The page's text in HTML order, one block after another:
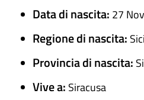
Data di nascita: 27
Regione di nascita:
Provincia di nascita:
Vive a: Siracusa